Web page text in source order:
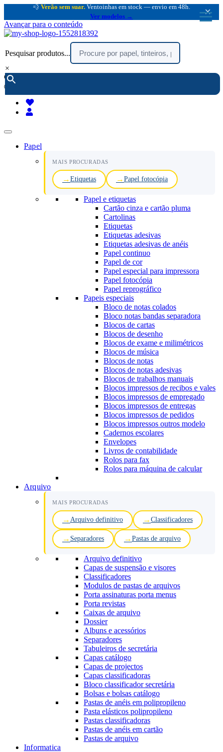
💨 Verão sem suar. Ventoinhas em stock — envio em 48h.
Ver modelos →
×
Avançar para o conteúdo
Pesquisar produtos...
×
encomendar por telefone :
(chamada rede fixa nacional)
Papel
MAIS PROCURADAS
Etiquetas Papel fotocópia
Papel e etiquetas
Cartão cinza e cartão pluma
Cartolinas
Etiquetas
Etiquetas adesivas
Etiquetas adesivas de anéis
Papel continuo
Papel de cor
Papel especial para impressora
Papel fotocópia
Papel reprográfico
Papeis especiais
Bloco de notas colados
Bloco notas bandas separadora
Blocos de cartas
Blocos de desenho
Blocos de exame e milimétricos
Blocos de música
Blocos de notas
Blocos de notas adesivas
Blocos de trabalhos manuais
Blocos impressos de recibos e vales
Blocos impressos de empregado
Blocos impressos de entregas
Blocos impressos de pedidos
Blocos impressos outros modelo
Cadernos escolares
Envelopes
Livros de contabilidade
Rolos para fax
Rolos para máquina de calcular
Arquivo
MAIS PROCURADAS
Arquivo definitivo Classificadores
Separadores Pastas de arquivo
Arquivo definitivo
Capas de suspensão e visores
Classificadores
Modulos de pastas de arquivos
Porta assinaturas porta menus
Porta revistas
Caixas de arquivo
Dossier
Albuns e acessórios
Separadores
Tabuleiros de secretária
Capas catálogo
Capas de projectos
Capas classificadoras
Bloco classificador secretária
Bolsas e bolsas catálogo
Pastas de anéis em polipropileno
Pasta elásticos polipropileno
Pastas classificadoras
Pastas de anéis em cartão
Pastas de arquivo
Informatica